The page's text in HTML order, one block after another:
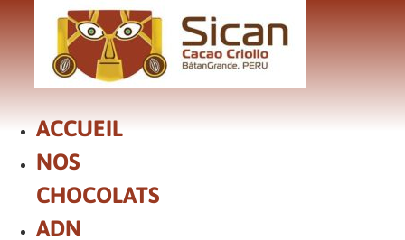
contenu
ACCUEIL
NOS
CHOCOLATS
ADN